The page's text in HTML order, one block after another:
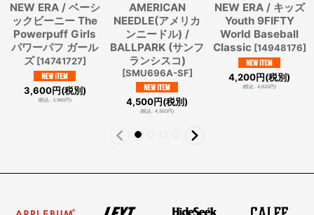
NEW ERA / ベーシ
ックビーニー The
Powerpuff Girls
パワーパフ ガール
ズ [14741727]
3,600円(税別)
(税込: 3,960円)
AMERICAN
NEEDLE(アメリカ
ンニードル) /
BALLPARK (サンフ
ランシスコ)
[SMU696A-SF]
4,500円(税別)
(税込: 4,950円)
NEW ERA / キッズ
Youth 9FIFTY
World Baseball
Classic [14948176]
4,200円(税別)
(税込: 4,620円)